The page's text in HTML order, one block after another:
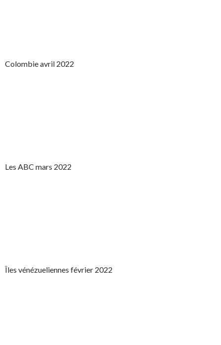
Colombie avril 2022
Les ABC mars 2022
Îles vénézueliennes février 2022